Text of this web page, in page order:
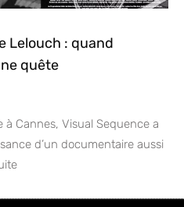
Lelouch : quand
quête
Cannes, Visual Sequence a
d’un documentaire aussi